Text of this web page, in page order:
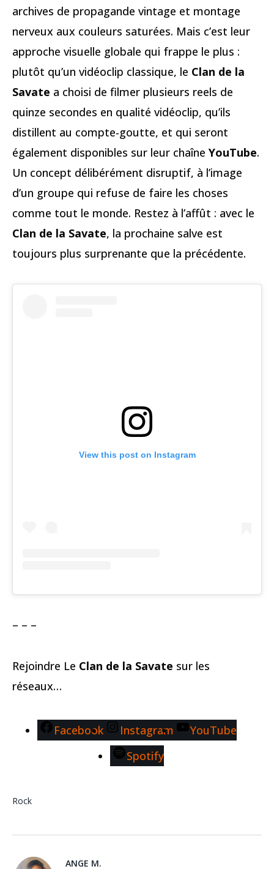
archives de propagande vintage et montage
nerveux aux couleurs saturées. Mais c’est leur
approche visuelle globale qui frappe le plus :
plutôt qu’un vidéoclip classique, le Clan de la
Savate a choisi de filmer plusieurs reels de
quinze secondes en qualité vidéoclip, qu’ils
distillent au compte-goutte, et qui seront
également disponibles sur leur chaîne YouTube.
Un concept délibérément disruptif, à l’image
d’un groupe qui refuse de faire les choses
comme tout le monde. Restez à l’affût : avec le
Clan de la Savate, la prochaine salve est
toujours plus surprenante que la précédente.
View this post on Instagram
– – –
Rejoindre Le Clan de la Savate sur les
réseaux…
Facebook Instagram
YouTube
Spotify
Rock
ANGE M.